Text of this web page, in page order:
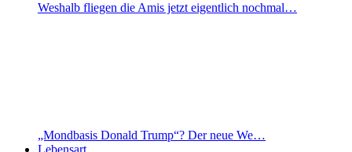
Weshalb fliegen die Amis jetzt eigentlich nochmal…
„Mondbasis Donald Trump“? Der neue We…
Lebensart